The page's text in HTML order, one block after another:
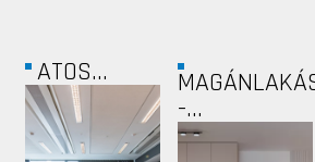
...
LABORATORY
GROUP...